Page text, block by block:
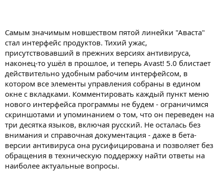
Самым значимым новшеством пятой линейки "Аваста"
стал интерфейс продуктов. Тихий ужас,
присутствовавший в прежних версиях антивируса,
наконец-то ушёл в прошлое, и теперь Avast! 5.0 блистает
действительно удобным рабочим интерфейсом, в
котором все элементы управления собраны в едином
окне с вкладками. Комментировать каждый пункт меню
нового интерфейса программы не будем - ограничимся
скриншотами и упоминанием о том, что он переведен на
три десятка языков, включая русский. Не осталась без
внимания и справочная документация - даже в бета-
версии антивируса она русифицирована и позволяет без
обращения в техническую поддержку найти ответы на
наиболее актуальные вопросы.